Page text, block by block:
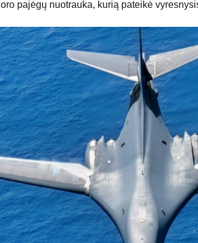
oro pajėgų nuotrauka, kurią pateikė